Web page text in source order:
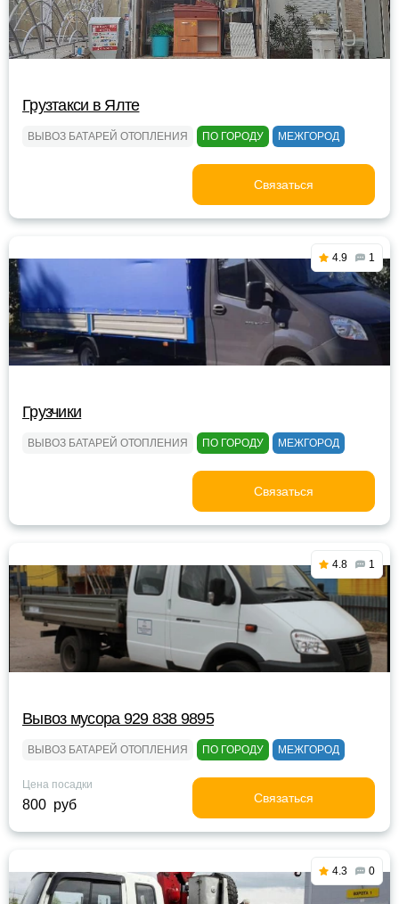
Грузтакси в Ялте
ВЫВОЗ БАТАРЕЙ ОТОПЛЕНИЯ ПО ГОРОДУ МЕЖГОРОД
Связаться
4.9 1
Грузчики
ВЫВОЗ БАТАРЕЙ ОТОПЛЕНИЯ ПО ГОРОДУ МЕЖГОРОД
Связаться
4.8 1
Вывоз мусора 929 838 9895
ВЫВОЗ БАТАРЕЙ ОТОПЛЕНИЯ ПО ГОРОДУ МЕЖГОРОД
Цена посадки
800 руб Связаться
4.3 0